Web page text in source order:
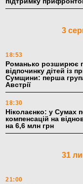
3
18:53
Романько розширює
відпочинку дітей із
Сумщини: перша
Австрії
18:30
Ніколаєнко: у Сумах
компенсацій на
на 6,6 млн грн
31
21:00